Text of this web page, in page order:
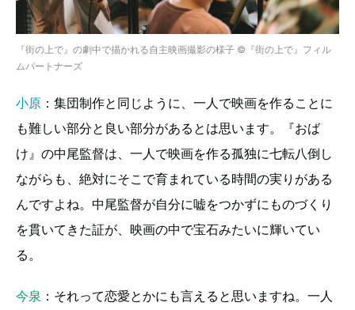
『街の上で』の劇中で描かれる自主映画撮影の様子 ©『街の上で』フィル
ムパートナーズ
小原 ：集団制作と同じように、一人で映画を作ることに
も難しい部分と良い部分があるとは思います。『おば
け』の中尾監督は、一人で映画を作る孤独に七転八倒し
ながらも、絶対にそこで育まれている時間の実りがある
んですよね。中尾監督が自分に嘘をつかずにものづくり
を貫いてきた証が、映画の中で宝石みたいに輝いてい
る。
今泉 ：それって恋愛とかにも言えると思いますね。一人